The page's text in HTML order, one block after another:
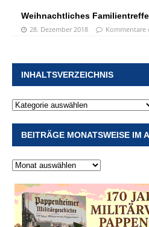
Weihnachtliches
28. Dezember 2018 Kommentare
INHALTSVERZEICHNIS
BEITRÄGE MONATSWEISE IM